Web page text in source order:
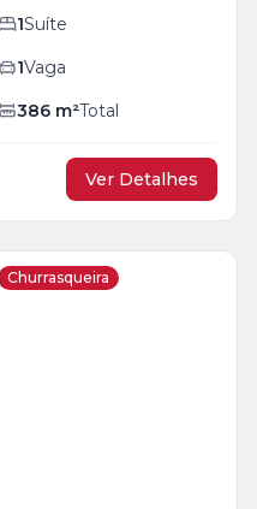
1Suíte
1Vaga
386 m²Total
Ver Detalhes
Churrasqueira